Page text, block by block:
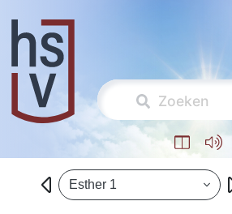
Esther 1